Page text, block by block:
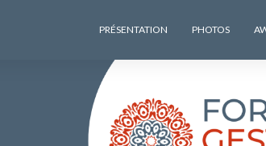
PRÉSENTATION PHOTOS